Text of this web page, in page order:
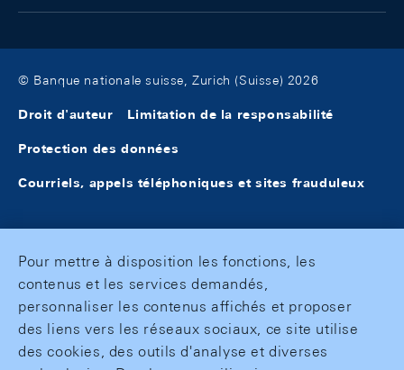
© Banque nationale suisse, Zurich (Suisse) 2026
Droit d'auteur Limitation de la responsabilité
Protection des données
Courriels, appels téléphoniques et sites frauduleux
Pour mettre à disposition les fonctions, les
contenus et les services demandés,
personnaliser les contenus affichés et proposer
des liens vers les réseaux sociaux, ce site utilise
des cookies, des outils d'analyse et diverses